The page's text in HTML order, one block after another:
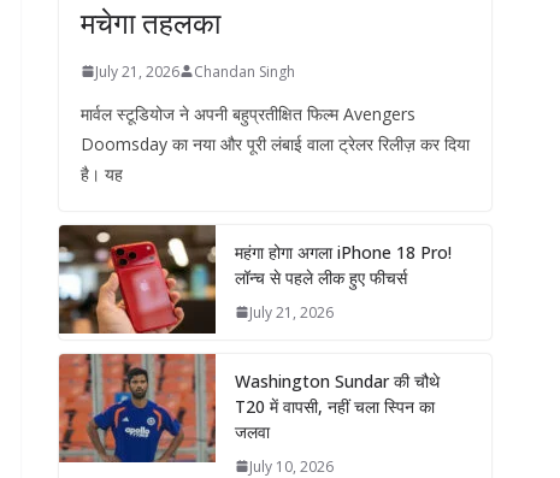
मचेगा तहलका
July 21, 2026 Chandan Singh
मार्वल स्टूडियोज ने अपनी बहुप्रतीक्षित फिल्म Avengers
Doomsday का नया और पूरी लंबाई वाला ट्रेलर रिलीज़ कर दिया
है। यह
महंगा होगा अगला iPhone 18 Pro!
लॉन्च से पहले लीक हुए फीचर्स
July 21, 2026
Washington Sundar की चौथे
T20 में वापसी, नहीं चला स्पिन का
जलवा
July 10, 2026